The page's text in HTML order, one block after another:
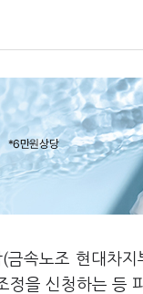
(금속노조 현대차지
을 신청하는 등